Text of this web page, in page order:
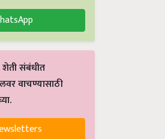
संबंधीत
वाचण्यासाठी